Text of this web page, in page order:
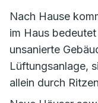
Nach Hause
im Haus
unsanierte
Lüftungsanlage,
allein durch